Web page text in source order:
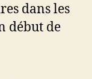
dans les
début de